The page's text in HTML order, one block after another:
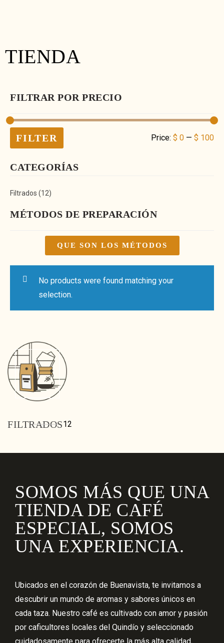
TIENDA
FILTRAR POR PRECIO
FILTER Price: $ 0 — $ 100
CATEGORÍAS
Filtrados (12)
MÉTODOS DE PREPARACIÓN
QUE SON LOS MÉTODOS
No products were found matching your
selection.
FILTRADOS12
SOMOS MÁS QUE UNA
TIENDA DE CAFÉ
ESPECIAL, SOMOS
UNA EXPERIENCIA.
Ubicados en el corazón de Buenavista, te invitamos a
descubrir un mundo de aromas y sabores únicos en
cada taza. Nuestro café es cultivado con amor y pasión
por caficultores locales del Quindío y seleccionado